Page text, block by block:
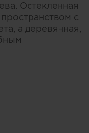
Остекленная
с
а деревянная,